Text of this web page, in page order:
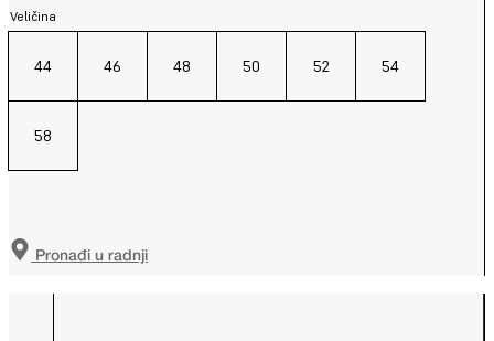
Veličina
44 46 48 50 52 54
58
Pronađi u radnji